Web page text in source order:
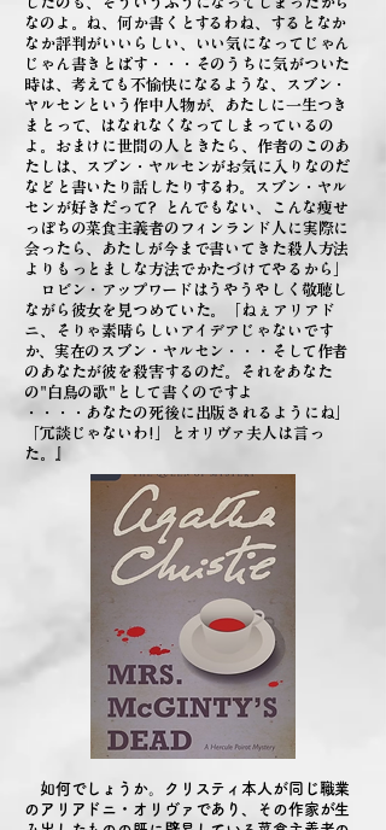
なのよ。ね、何か書くとするわね、するとなか
なか評判がいいらしい、いい気になってじゃん
じゃん書きとばす・・・そのうちに気がついた
時は、考えても不愉快になるような、スブン・
ヤルセンという作中人物が、あたしに一生つき
まとって、はなれなくなってしまっているの
よ。おまけに世間の人ときたら、作者のこのあ
たしは、スブン・ヤルセンがお気に入りなのだ
などと書いたり話したりするわ。スブン・ヤル
センが好きだって? とんでもない、こんな痩せ
っぽちの菜食主義者のフィンランド人に実際に
会ったら、あたしが今まで書いてきた殺人方法
よりもっとましな方法でかたづけてやるから」
ロビン・アップワードはうやうやしく敬聴し
ながら彼女を見つめていた。「ねぇアリアド
ニ、そりゃ素晴らしいアイデアじゃないです
か、実在のスブン・ヤルセン・・・そして作者
のあなたが彼を殺害するのだ。それをあなた
の"白鳥の歌"として書くのですよ
・・・・あなたの死後に出版されるようにね」
「冗談じゃないわ!」とオリヴァ夫人は言っ
た。』
​ 如何でしょうか。クリスティ本人が同じ職業
のアリアドニ・オリヴァであり、その作家が生